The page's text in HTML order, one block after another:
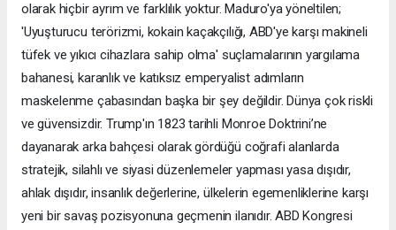
olarak hiçbir ayrım ve farklılık yoktur. Maduro'ya yöneltilen;
'Uyuşturucu terörizmi, kokain kaçakçılığı, ABD'ye karşı makineli
tüfek ve yıkıcı cihazlara sahip olma' suçlamalarının yargılama
bahanesi, karanlık ve katıksız emperyalist adımların
maskelenme çabasından başka bir şey değildir. Dünya çok riskli
ve güvensizdir. Trump'ın 1823 tarihli Monroe Doktrini’ne
dayanarak arka bahçesi olarak gördüğü coğrafi alanlarda
stratejik, silahlı ve siyasi düzenlemeler yapması yasa dışıdır,
ahlak dışıdır, insanlık değerlerine, ülkelerin egemenliklerine karşı
yeni bir savaş pozisyonuna geçmenin ilanıdır. ABD Kongresi